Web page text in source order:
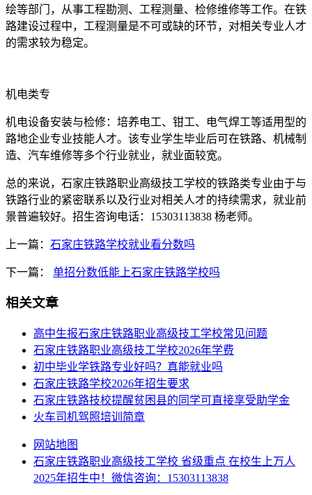
绘等部门，从事工程勘测、工程测量、检修维修等工作。在铁
路建设过程中，工程测量是不可或缺的环节，对相关专业人才
的需求较为稳定。
机电类专
机电设备安装与检修：培养电工、钳工、电气焊工等适用型的
路地企业专业技能人才。该专业学生毕业后可在铁路、机械制
造、汽车维修等多个行业就业，就业面较宽。
总的来说，石家庄铁路职业高级技工学校的铁路类专业由于与
铁路行业的紧密联系以及行业对相关人才的持续需求，就业前
景普遍较好。招生咨询电话：15303113838 杨老师。
上一篇： 石家庄铁路学校就业看分数吗
下一篇： 单招分数低能上石家庄铁路学校吗
相关文章
高中生报石家庄铁路职业高级技工学校常见问题
石家庄铁路职业高级技工学校2026年学费
初中毕业学铁路专业好吗？真能就业吗
石家庄铁路学校2026年招生要求
石家庄铁路技校提醒贫困县的同学可直接享受助学金
火车司机驾照培训简章
网站地图
石家庄铁路职业高级技工学校 省级重点 在校生上万人
2025年招生中！微信咨询：15303113838